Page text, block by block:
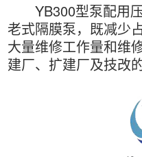
YB300型泵配用压
老式隔膜泵，既减少
大量维修工作量和维
建厂、扩建厂及技改